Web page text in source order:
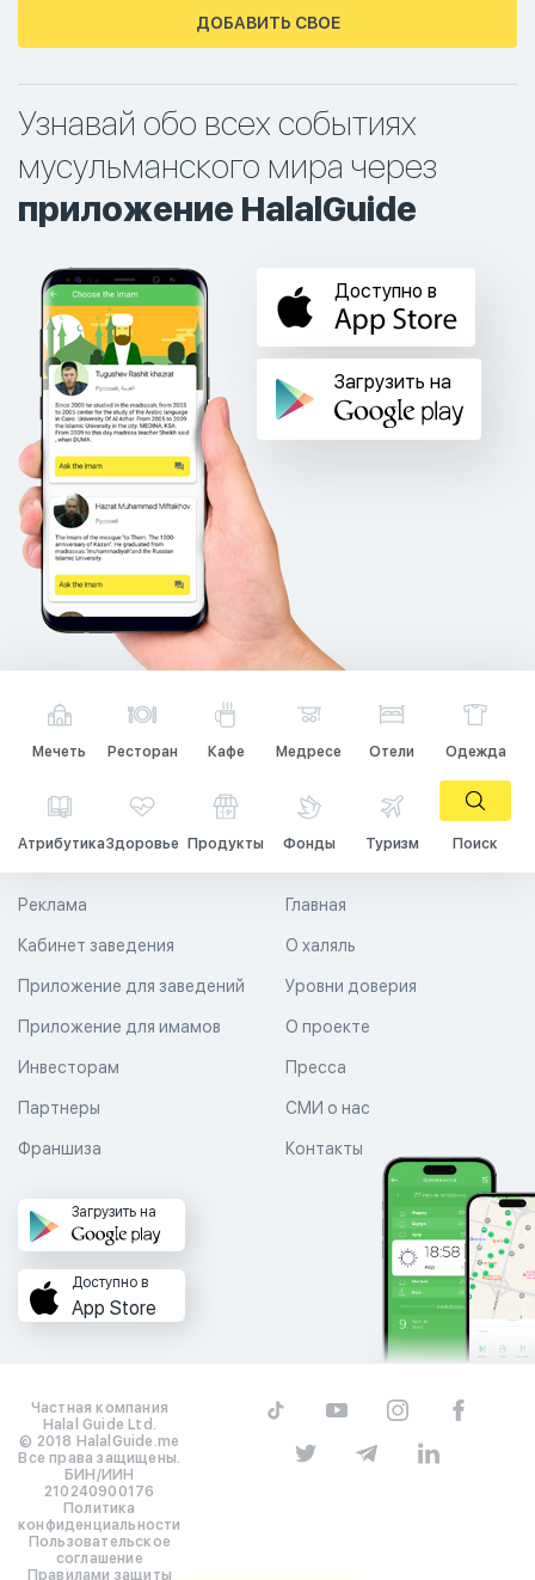
ДОБАВИТЬ СВОЕ
Узнавай обо всех событиях
мусульманского мира через
приложение HalalGuide
Доступно в
Загрузить на
Мечеть Ресторан Кафе Медресе Отели Одежда
АтрибутикаЗдоровье Продукты Фонды Туризм Поиск
Главная
О халяль
Уровни доверия
Реклама
Кабинет заведения
Приложение для заведений
Приложение для имамов О проекте
Пресса
СМИ о нас
Контакты
Инвесторам
Партнеры
Франшиза
Загрузить на
Доступно в
App Store
Частная компания
Halal Guide Ltd.
© 2018 HalalGuide.me
Все права защищены.
БИН/ИИН
210240900176
Политика
конфиденциальности
Пользовательское
соглашение
Правилами защиты